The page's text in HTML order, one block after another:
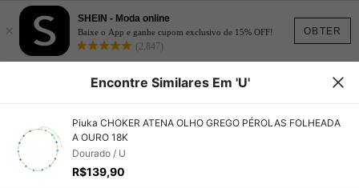
OBTER
×
SHEIN - Moda online
Baixe o App e ganhe cupom exclusivo de 15% OFF!
(2,847)
Encontre Similares Em 'U'
Piuka CHOKER ATENA OLHO GREGO PÉROLAS FOLHEADA
A OURO 18K
Dourado / U
R$139,90